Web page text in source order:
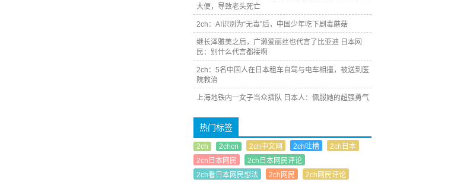
大便，导致老头死亡
2ch：AI识别为“无毒”后，中国少年吃下剧毒蘑菇
继长泽雅美之后，广濑爱丽丝也代言了比亚迪 日本网
民：别什么代言都接啊
2ch：5名中国人在日本租车自驾与电车相撞，被送到医
院救治
上海地铁内一女子当众插队 日本人：佩服她的超强勇气
热门标签
2ch 2chcn 2ch中文网 2ch吐槽
2ch日本
2ch日本网民
2ch日本网民评论
2ch看日本网民想法
2ch网民
2ch网民评论